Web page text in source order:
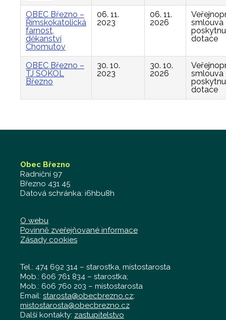
OBEC Březno –
Římskokatolická
farnost,
děkanství
Chomutov
06. 11.
2023
06. 11.
2026
smlouva
dotace
OBEC Březno –
TJ SOKOL
Březno
30. 10.
2023
30. 10.
2026
smlouva
dotace
Obec Březno
Radniční 97
Březno 431 45
Datová schránka: i6hbu8h
O webu
Povinně zveřejňované informace
Zásady cookies
Tel.: 474 692 314 – starostka, místostarosta
Mob.: 606 761 834 – starostka;
Mob.: 606 760 203 – místostarosta
Email: starosta@obecbrezno.cz;
mistostarosta@obecbrezno.cz
Další kontakty: zastupitelstvo